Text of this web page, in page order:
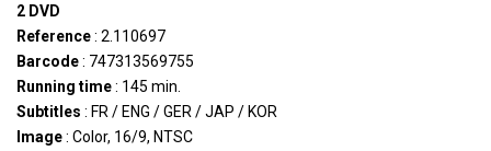
2 DVD
Reference: 2.110697
Barcode: 747313569755
Running time: 145 min.
Subtitles : FR / ENG / GER / JAP / KOR
Image: Color, 16/9, NTSC